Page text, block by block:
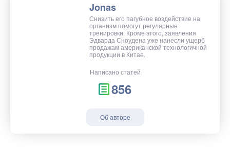
Jonas
Снизить его пагубное воздействие на
организм помогут регулярные
тренировки. Кроме этого, заявления
Эдварда Сноудена уже нанесли ущерб
продажам американской технологичной
продукции в Китае.
Написано статей
856
Об авторе